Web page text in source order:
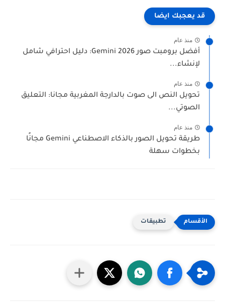
قد يعجبك ايضا
منذ عام
أفضل برومبت صور Gemini 2026: دليل احترافي شامل
لإنشاء...
منذ عام
تحويل النص الى صوت بالدارجة المغربية مجانا: التعليق
الصوتي...
منذ عام
طريقة تحويل الصور بالذكاء الاصطناعي Gemini مجانًا
بخطوات سهلة
تطبيقات